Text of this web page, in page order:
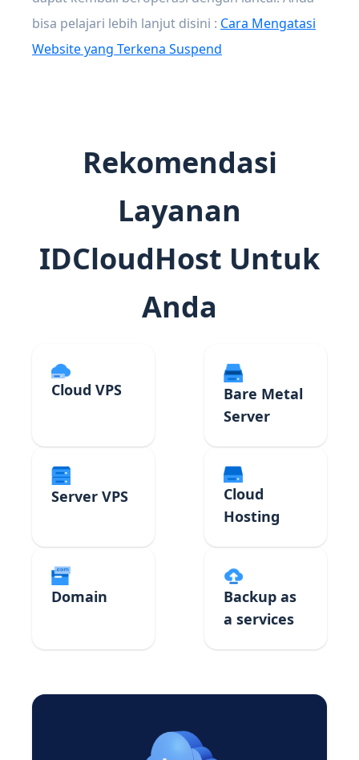
bisa pelajari lebih lanjut disini : Cara Mengatasi
Website yang Terkena Suspend
Rekomendasi
Layanan
IDCloudHost Untuk
Anda
Cloud VPS
Bare Metal
Server
Server VPS
Cloud
Hosting
Domain
Backup as
a services